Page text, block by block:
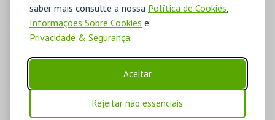
saber mais consulte a nossa Política de Cookies
Informações Sobre Cookies e
Privacidade & Segurança.
Aceitar
Rejeitar não essenciais